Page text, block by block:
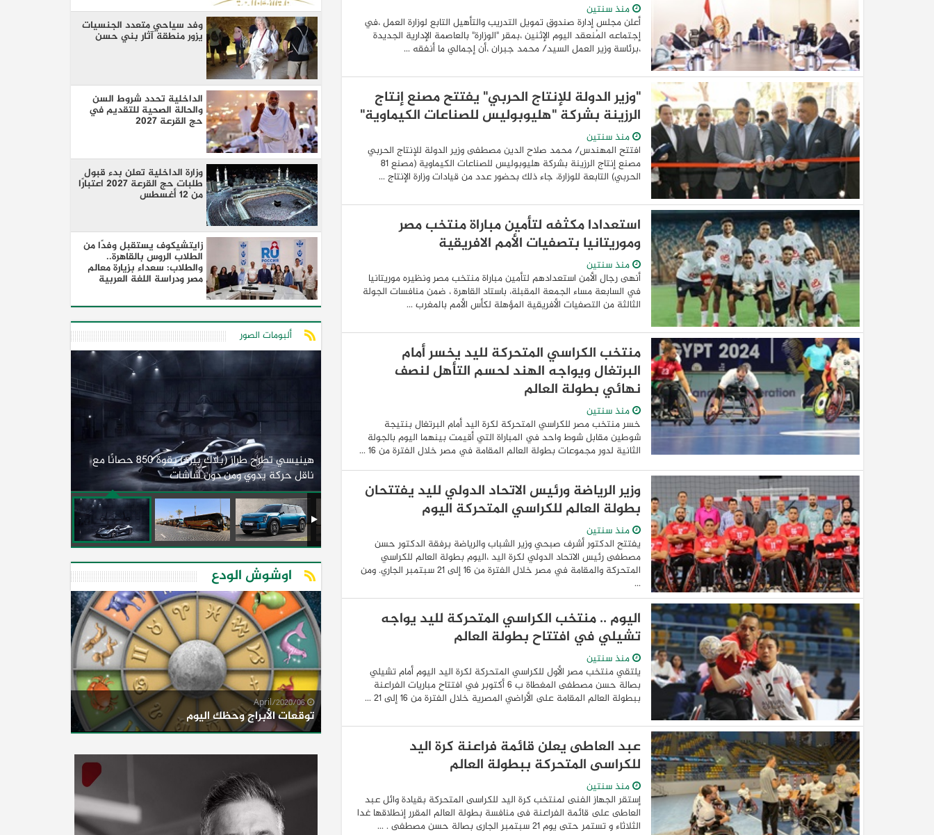
منذ سنتين
أعلن مجلس إدارة صندوق تمويل التدريب والتأهيل التابع لوزارة العمل ،في
إجتماعه المُنعقد اليوم الإثنين ،بمقر "الوزارة" بالعاصمة الإدارية الجديدة
،برئاسة وزير العمل السيد/ محمد جبران ،أن إجمالي ما أنفقه ...
"وزير الدولة للإنتاج الحربي" يفتتح مصنع إنتاج
الرزينة بشركة "هليوبوليس للصناعات الكيماوية"
منذ سنتين
افتتح المهندس/ محمد صلاح الدين مصطفى وزير الدولة للإنتاج الحربي
مصنع إنتاج الرزينة بشركة هليوبوليس للصناعات الكيماوية (مصنع 81
الحربي) التابعة للوزارة، جاء ذلك بحضور عدد من قيادات وزارة الإنتاج ...
استعدادا مكثفه لتأمين مباراة منتخب مصر
وموريتانيا بتصفيات الأمم الافريقية
منذ سنتين
أنهى رجال الأمن استعدادهم لتأمين مباراة منتخب مصر ونظيره موريتانيا
في السابعة مساء الجمعة المقبلة، باستاد القاهرة ، ضمن منافسات الجولة
الثالثة من التصفيات الأفريقية المؤهلة لكأس الأمم بالمغرب ...
منتخب الكراسي المتحركة لليد يخسر أمام
البرتغال ويواجه الهند لحسم التأهل لنصف
نهائي بطولة العالم
منذ سنتين
خسر منتخب مصر للكراسي المتحركة لكرة اليد أمام البرتغال بنتيجة
شوطين مقابل شوط واحد في المباراة التي أقيمت بينهما اليوم بالجولة
الثانية لدور مجموعات بطولة العالم المقامة في مصر خلال الفترة من 16 ...
وزير الرياضة ورئيس الاتحاد الدولي لليد يفتتحان
بطولة العالم للكراسي المتحركة اليوم
منذ سنتين
يفتتح الدكتور أشرف صبحي وزير الشباب والرياضة برفقة الدكتور حسن
مصطفى رئيس الاتحاد الدولي لكرة اليد ،اليوم بطولة العالم للكراسي
المتحركة والمقامة في مصر خلال الفترة من 16 إلى 21 سبتمبر الجاري. ومن
...
اليوم .. منتخب الكراسي المتحركة لليد يواجه
تشيلي في افتتاح بطولة العالم
منذ سنتين
يلتقي منتخب مصر الأول للكراسي المتحركة لكرة اليد اليوم أمام تشيلي
بصالة حسن مصطفى المغطاة ب 6 أكتوبر في افتتاح مباريات الفراعنة
ببطولة العالم المقامة على الأراضي المصرية خلال الفترة من 16 إلى 21 ...
عبد العاطى يعلن قائمة فراعنة كرة اليد
للكراسى المتحركة ببطولة العالم
منذ سنتين
إستقر الجهاز الفنى لمنتخب كرة اليد للكراسى المتحركة بقيادة وائل عبد
العاطى على قائمة الفراعنة فى منافسة بطولة العالم المقرر إنطلاقها غدا
الثلاثاء و تستمر حتى يوم 21 سبتمبر الجارى بصالة حسن مصطفى . ...
وفد سياحي متعدد الجنسيات
يزور منطقة آثار بني حسن
الداخلية تحدد شروط السن
والحالة الصحية للتقديم في
حج القرعة 2027
وزارة الداخلية تعلن بدء قبول
طلبات حج القرعة 2027 اعتبارًا
من 12 أغسطس
زايتشيكوف يستقبل وفدًا من
الطلاب الروس بالقاهرة..
والطلاب: سعداء بزيارة معالم
مصر ودراسة اللغة العربية
ألبومات الصور
هينيسي تطرح طراز (بلاك بيرد) بقوة 850 حصانًا مع
ناقل حركة يدوي ومن دون شاشات
وزير النقل يدشن 20 أتوبيسًا جديدًا مكيفًا من إنتاج شركة
النصر للسيارات إلى شركة الاتحاد العربي للنقل البري
(السوبرجيت)
كيا EV9 GT للباحثين عن متعة قيادة السيارات الكهربائية
العائلية
اوشوش الودع
06/April/2020
توقعات الأبراج وحظك اليوم